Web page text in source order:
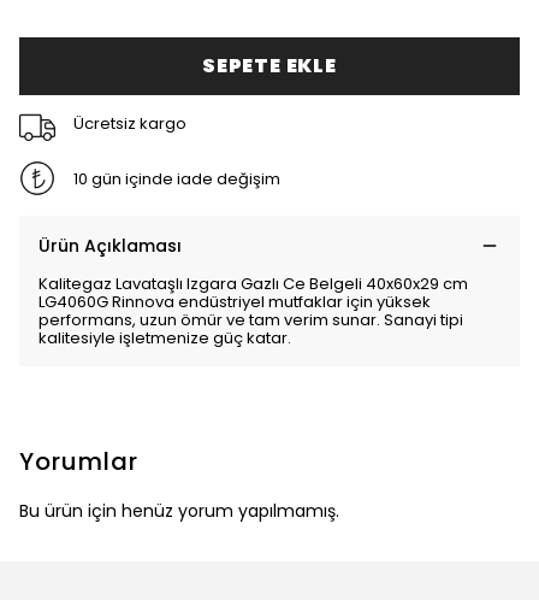
SEPETE EKLE
Ücretsiz kargo
10 gün içinde iade değişim
Ürün Açıklaması
Kalitegaz Lavataşlı Izgara Gazlı Ce Belgeli 40x60x29 cm
LG4060G Rinnova endüstriyel mutfaklar için yüksek
performans, uzun ömür ve tam verim sunar. Sanayi tipi
kalitesiyle işletmenize güç katar.
Yorumlar
Bu ürün için henüz yorum yapılmamış.